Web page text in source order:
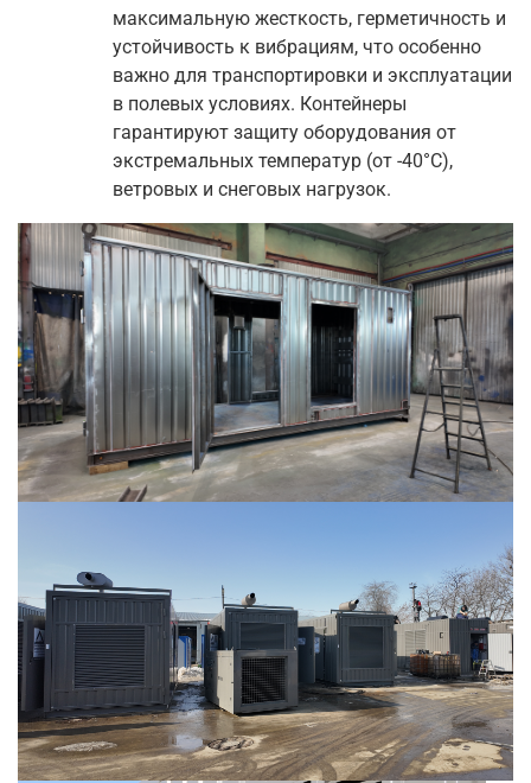
максимальную жесткость, герметичность и
устойчивость к вибрациям, что особенно
важно для транспортировки и эксплуатации
в полевых условиях. Контейнеры
гарантируют защиту оборудования от
экстремальных температур (от -40°C),
ветровых и снеговых нагрузок.